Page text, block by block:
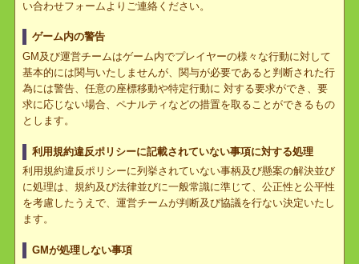
開発チームに報告いたします。ゲーム内のプレイヤーはゲーム内で
これらを確認した場合は、当社に情報提供する義務があります。プ
レイヤーがこれを怠った場合の不利益に対して当社は責任を負いま
せん。 情報の提供はアプリケーション内または公式サイトのお問
い合わせフォームよりご連絡ください。
ゲーム内の警告
基本的には関与いたしませんが、関与が必要であると判断された行
為には警告、任意の座標移動や特定行動に 対する要求ができ、要
求に応じない場合、ペナルティなどの措置を取ることができるもの
とします。
利用規約違反ポリシーに列挙されていない事柄及び懸案の解決並び